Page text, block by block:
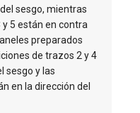
sesgo, mientras
5 están en contra
preparados
de trazos 2 y 4
sesgo y las
en la dirección del